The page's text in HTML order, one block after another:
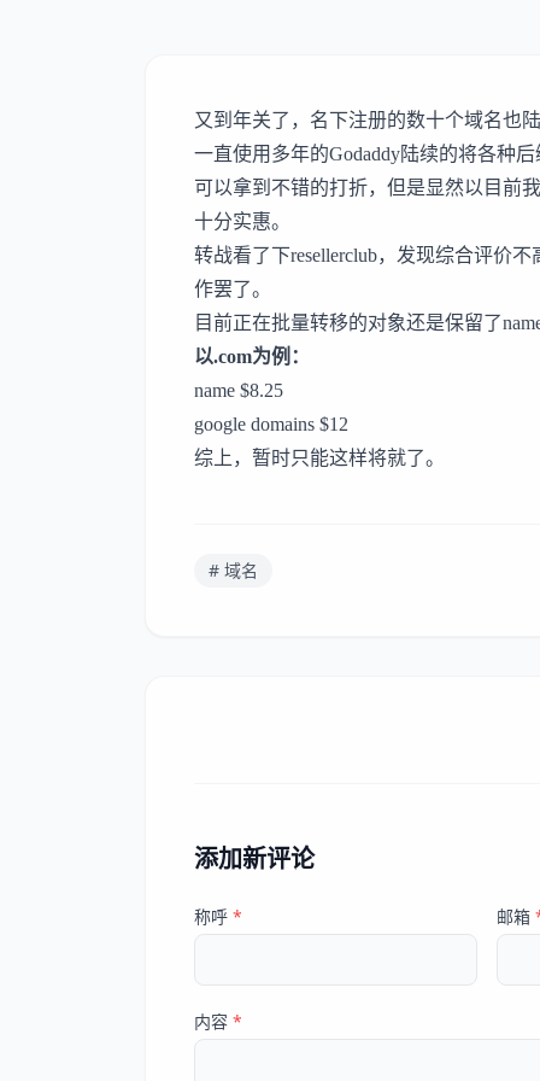
又到年关了，名下注册的数十个域名也
一直使用多年的Godaddy陆续的将各种
可以拿到不错的打折，但是显然以目前
十分实惠。
转战看了下resellerclub，发现综合评价不
作罢了。
目前正在批量转移的对象还是保留了
以.com为例：
name $8.25
google domains $12
综上，暂时只能这样将就了。
# 域名
添加新评论
称呼 * 邮箱
内容 *